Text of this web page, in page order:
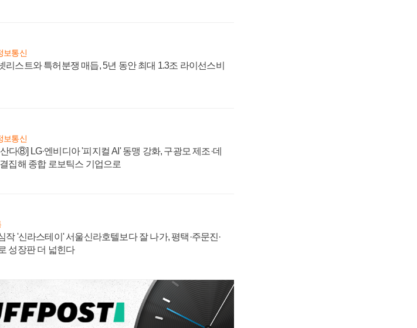
보통신
리스트와 특허분쟁 매듭, 5년 동안 최대 1.3조 라이선스비
보통신
다⑧] LG·엔비디아 '피지컬 AI' 동맹 강화, 구광모 제조·데
집해 종합 로보틱스 기업으로
작 '신라스테이' 서울신라호텔보다 잘 나가, 평택·주문진·
성장판 더 넓힌다